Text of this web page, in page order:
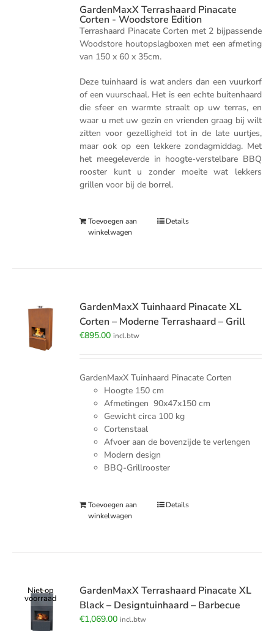
€1,442.00.€1,195.00.
GardenMaxX Terrashaard Pinacate
Corten - Woodstore Edition
Terrashaard Pinacate Corten met 2 bijpassende
Woodstore houtopslagboxen met een afmeting
van 150 x 60 x 35cm.
Deze tuinhaard is wat anders dan een vuurkorf
of een vuurschaal. Het is een echte buitenhaard
die sfeer en warmte straalt op uw terras, en
waar u met uw gezin en vrienden graag bij wilt
zitten voor gezelligheid tot in de late uurtjes,
maar ook op een lekkere zondagmiddag. Met
het meegeleverde in hoogte-verstelbare BBQ
rooster kunt u zonder moeite wat lekkers
grillen voor bij de borrel.
Toevoegen aan
winkelwagen
Details
GardenMaxX Tuinhaard Pinacate XL
Corten – Moderne Terrashaard – Grill
€895.00 incl.btw
GardenMaxX Tuinhaard Pinacate Corten
Hoogte 150 cm
Afmetingen 90x47x150 cm
Gewicht circa 100 kg
Cortenstaal
Afvoer aan de bovenzijde te verlengen
Modern design
BBQ-Grillrooster
Toevoegen aan
winkelwagen
Details
Niet op
voorraad
GardenMaxX Terrashaard Pinacate XL
Black – Designtuinhaard – Barbecue
€1,069.00 incl.btw